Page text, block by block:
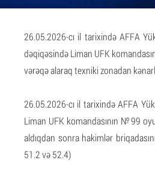
26.05.2026-cı il tarixində AFFA
dəqiqəsində Liman UFK
vərəqə alaraq texniki zonadan
26.05.2026-cı il tarixində AFFA
Liman UFK komandasının №99
aldıqdan sonra hakimlər
51.2 və 52.4)